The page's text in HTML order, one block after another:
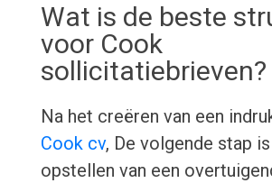
Wat is de beste
voor Cook
sollicitatiebrieven?
Na het creëren van een
Cook cv, De volgende stap
opstellen van een